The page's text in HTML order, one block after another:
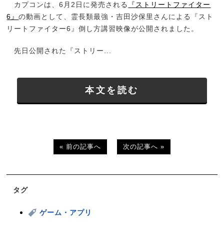
カプコンは、6月2日に発売される
『ストリートファイター
6』の動画として、霊長類最強・吉田沙保里さんによる『スト
リートファイター6』倒し方講習映像が公開されました。
先日公開された『ストリー...
本文を読む
« 前の記事へ 次の記事へ »
タグ
ゲーム・アプリ